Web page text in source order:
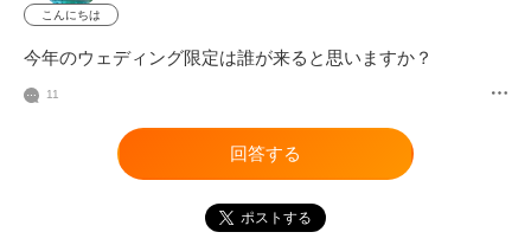
こんにちは
今年のウェディング限定は誰が来ると思いますか？
11
回答する
ポストする